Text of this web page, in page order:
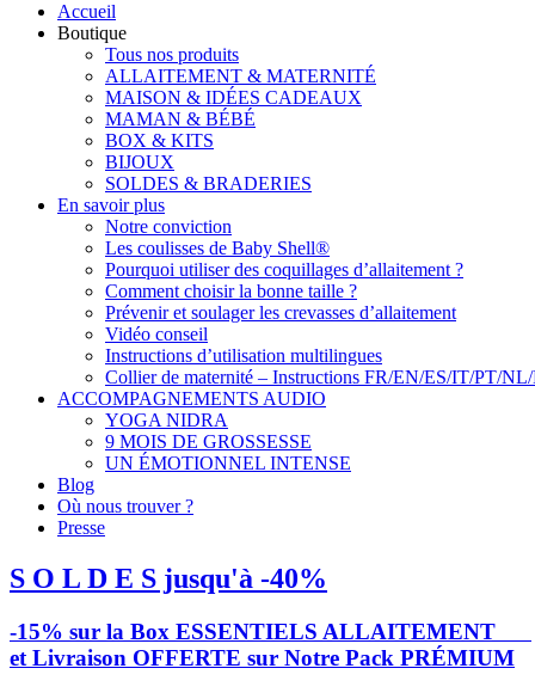
Accueil
Boutique
Tous nos produits
ALLAITEMENT & MATERNITÉ
MAISON & IDÉES CADEAUX
MAMAN & BÉBÉ
BOX & KITS
BIJOUX
SOLDES & BRADERIES
En savoir plus
Notre conviction
Les coulisses de Baby Shell®
Pourquoi utiliser des coquillages d’allaitement ?
Comment choisir la bonne taille ?
Prévenir et soulager les crevasses d’allaitement
Vidéo conseil
Instructions d’utilisation multilingues
Collier de maternité – Instructions FR/EN/ES/IT/PT/
ACCOMPAGNEMENTS AUDIO
YOGA NIDRA
9 MOIS DE GROSSESSE
UN ÉMOTIONNEL INTENSE
Blog
Où nous trouver ?
Presse
S O L D E S jusqu'à -40%
-15% sur la Box ESSENTIELS ALLAITEMENT
et Livraison OFFERTE sur Notre Pack PRÉMIUM